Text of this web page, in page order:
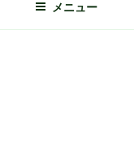
メニュー